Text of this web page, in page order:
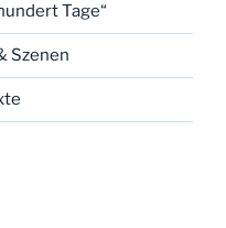
Tage“
Szenen